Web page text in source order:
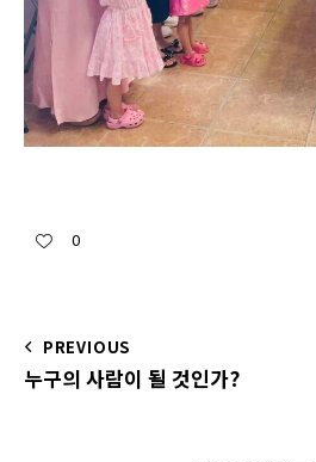
0
PREVIOUS
누구의 사람이 될 것인가?